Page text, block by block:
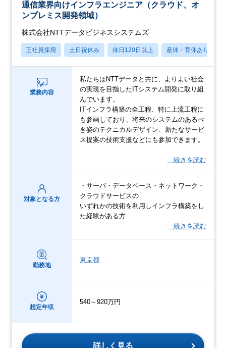
通信業界向けインフラエンジニア（クラウド、オ
ンプレミス開発領域）
株式会社NTTデータビジネスシステムズ
正社員採用 土日祝休み 休日120日以上 産休・育休あり
業務内容
私たちはNTTデータと共に、よりよい社会
の実現を目指したITシステム開発に取り組
んでいます。
ITインフラ構築の全工程、特に上流工程に
も参画しており、将来のシステムのあるべ
き姿のテクニカルデザイン、新たなサービ
ス提案の技術支援などにも参加できます。
…続きを読む
対象となる方
・サーバ・データベース・ネットワーク・
クラウドサービスの
いずれかの技術を利用しインフラ構築をし
た経験がある方
…続きを読む
勤務地
東京都
想定年収
540～920万円
詳しく見る